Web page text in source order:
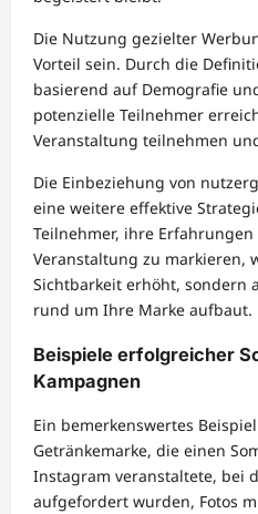
Die Nutzung gezielter
Vorteil sein. Durch die
basierend auf Demografie
potenzielle Teilnehmer
Veranstaltung teilnehmen
Die Einbeziehung von
eine weitere effektive
Teilnehmer, ihre
Veranstaltung zu markieren,
Sichtbarkeit erhöht, sondern
rund um Ihre Marke aufbaut.
Beispiele erfolgreicher
Kampagnen
Ein bemerkenswertes
Getränkemarke, die einen
Instagram veranstaltete, bei
aufgefordert wurden, Fotos